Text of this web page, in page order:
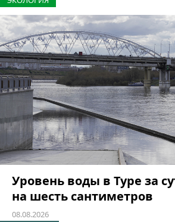
Уровень воды в Туре за
на шесть сантиметров
08.08.2026